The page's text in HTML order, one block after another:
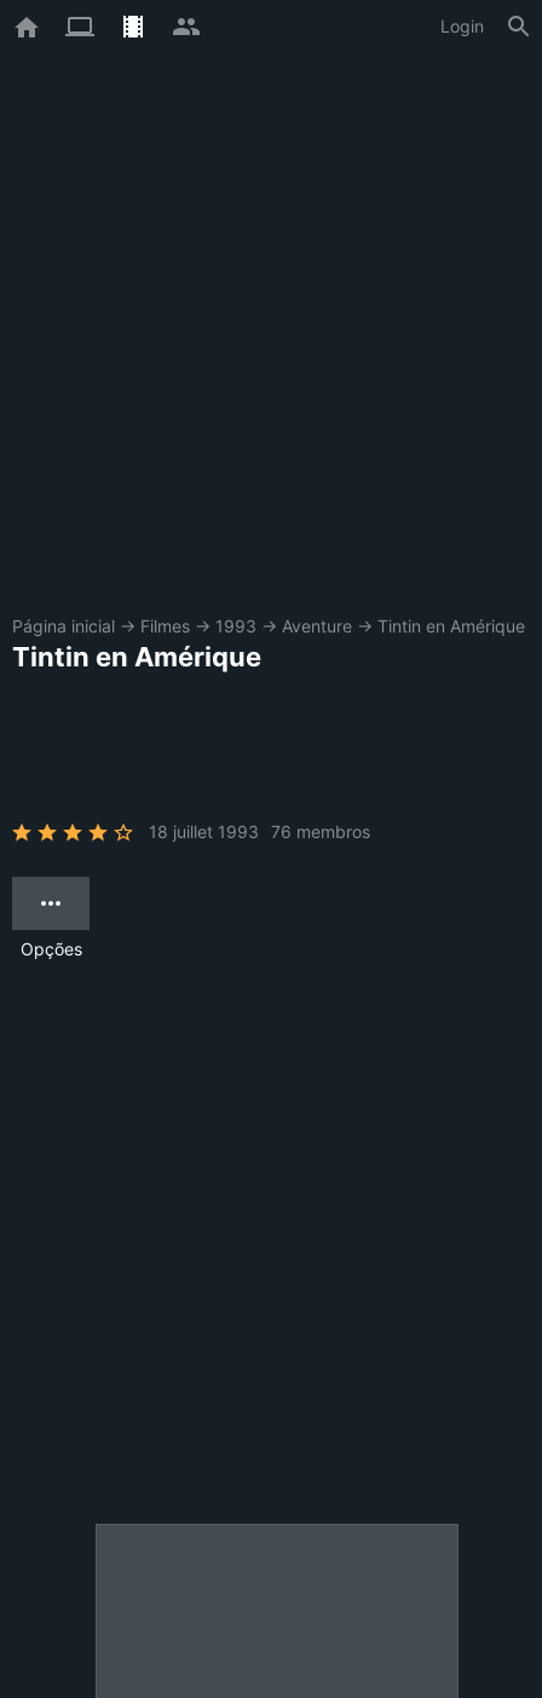
Login
Página inicial → Filmes → 1993 → Aventure → Tintin en Amérique
Tintin en Amérique
18 juillet 1993 76 membros
Opções